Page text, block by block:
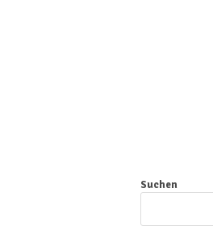
Suchen